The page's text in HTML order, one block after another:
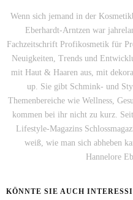
Wenn sich jemand in der
Eberhardt-Arntzen war
Fachzeitschrift Profikosmetik für
Neuigkeiten, Trends und
mit Haut & Haaren aus, mit
up. Sie gibt Schmink- und
Themenbereiche wie Wellness,
kommen bei ihr nicht zu kurz.
Lifestyle-Magazins
weiß, wie man sich abheben
Hannelore
KÖNNTE SIE AUCH